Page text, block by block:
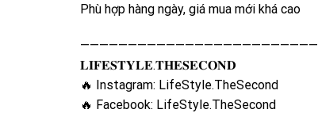
Phù hợp hàng ngày, giá mua mới khá cao
—————————————————————————
𝐋𝐈𝐅𝐄𝐒𝐓𝐘𝐋𝐄.𝐓𝐇𝐄𝐒𝐄𝐂𝐎𝐍𝐃
🔥 Instagram: LifeStyle.TheSecond
🔥 Facebook: LifeStyle.TheSecond